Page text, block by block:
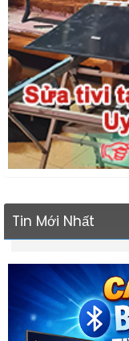
Tin Mới Nhất